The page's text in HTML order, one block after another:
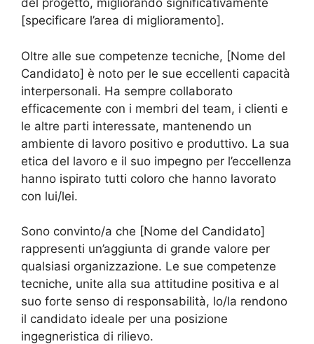
del progetto, migliorando significativamente
[specificare l’area di miglioramento].
Oltre alle sue competenze tecniche, [Nome del
Candidato] è noto per le sue eccellenti capacità
interpersonali. Ha sempre collaborato
efficacemente con i membri del team, i clienti e
le altre parti interessate, mantenendo un
ambiente di lavoro positivo e produttivo. La sua
etica del lavoro e il suo impegno per l’eccellenza
hanno ispirato tutti coloro che hanno lavorato
con lui/lei.
Sono convinto/a che [Nome del Candidato]
rappresenti un’aggiunta di grande valore per
qualsiasi organizzazione. Le sue competenze
tecniche, unite alla sua attitudine positiva e al
suo forte senso di responsabilità, lo/la rendono
il candidato ideale per una posizione
ingegneristica di rilievo.